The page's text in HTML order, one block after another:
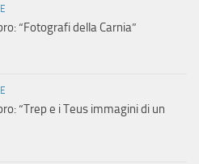
“Fotografi della Carnia”
“Trep e i Teus immagini di un